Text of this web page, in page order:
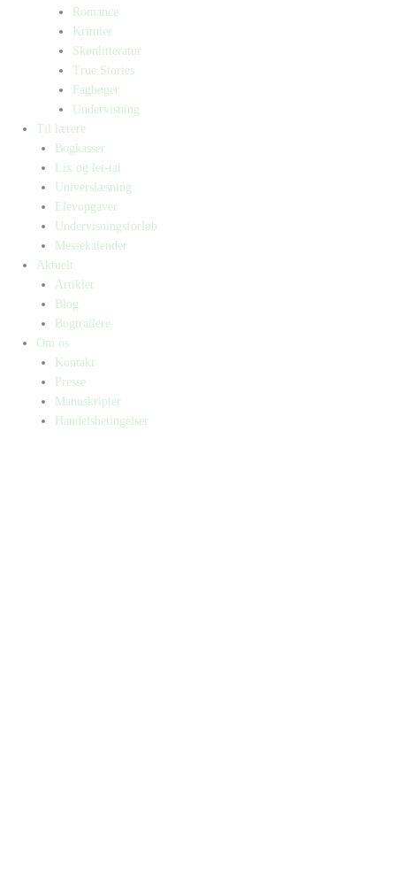
Romance
Krimier
Skønlitteratur
True Stories
Fagbøger
Undervisning
Til lærere
Bogkasser
Lix og let-tal
Universlæsning
Elevopgaver
Undervisningsforløb
Messekalender
Aktuelt
Artikler
Blog
Bogtrailere
Om os
Kontakt
Presse
Manuskripter
Handelsbetingelser